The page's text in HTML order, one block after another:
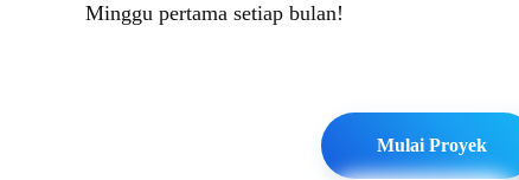
Minggu pertama setiap bulan!
Mulai Proyek